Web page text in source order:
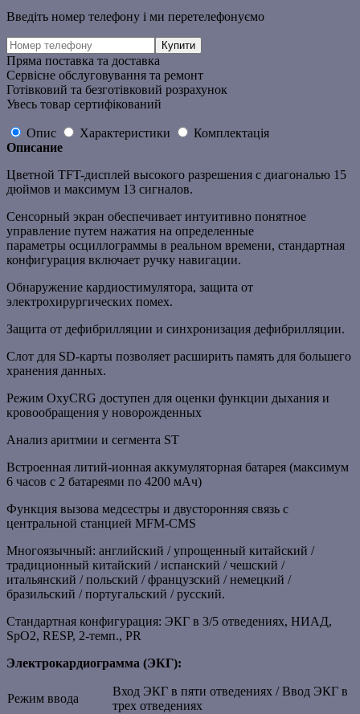
Введіть номер телефону і ми перетелефонуємо
Пряма поставка та доставка
Сервісне обслуговування та ремонт
Готівковий та безготівковий розрахунок
Увесь товар сертифікований
Опис Характеристики
Комплектація
Описание
Цветной TFT-дисплей высокого разрешения с диагональю 15
дюймов и максимум 13 сигналов.
Сенсорный экран обеспечивает интуитивно понятное
управление путем нажатия на определенные
параметры осциллограммы в реальном времени, стандартная
конфигурация включает ручку навигации.
Обнаружение кардиостимулятора, защита от
электрохирургических помех.
Защита от дефибрилляции и синхронизация дефибрилляции.
Слот для SD-карты позволяет расширить память для большего
хранения данных.
Режим OxyCRG доступен для оценки функции дыхания и
кровообращения у новорожденных
Анализ аритмии и сегмента ST
Встроенная литий-ионная аккумуляторная батарея (максимум
6 часов с 2 батареями по 4200 мАч)
Функция вызова медсестры и двусторонняя связь с
центральной станцией MFM-CMS
Многоязычный: английский / упрощенный китайский /
традиционный китайский / испанский / чешский /
итальянский / польский / французский / немецкий /
бразильский / португальский / русский.
Стандартная конфигурация: ЭКГ в 3/5 отведениях, НИАД,
SpO2, RESP, 2-темп., PR
Электрокардиограмма (ЭКГ):
Режим ввода
Вход ЭКГ в пяти отведениях / Ввод ЭКГ в
трех отведениях